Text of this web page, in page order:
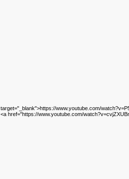
target="_blank">https://www.youtube.com/
<a href="https://www.youtube.com/